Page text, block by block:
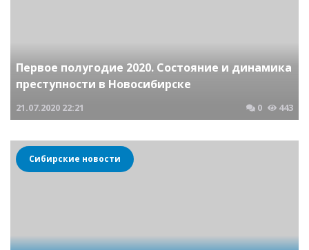
Первое полугодие 2020. Состояние и динамика
преступности в Новосибирске
21.07.2020 22:21 0 443
Сибирские новости